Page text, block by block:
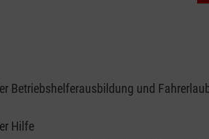
Betriebshelferausbildung und
Hilfe